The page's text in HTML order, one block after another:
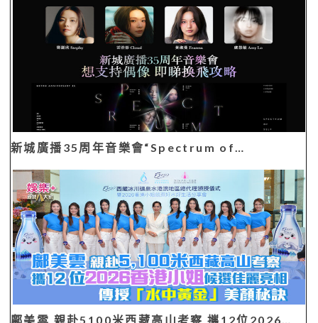
新城廣播35周年音樂會“Spectrum of…
鄺美雲 親赴5100米西藏高山考察 攜12位2026…